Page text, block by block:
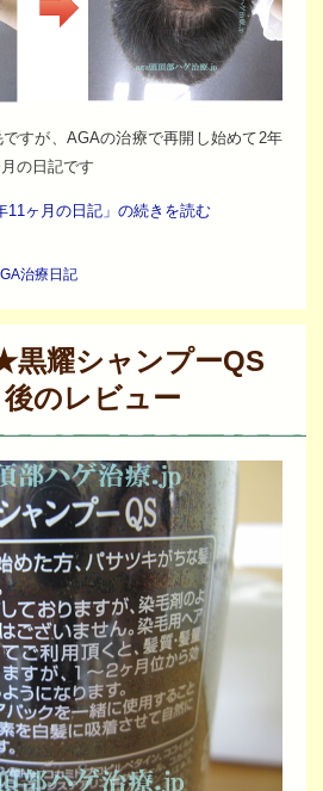
すが、AGAの治療で再開し始めて2年
の日記です
11ヶ月の日記」の続きを読む
治療日記
黒耀シャンプーQS
のレビュー